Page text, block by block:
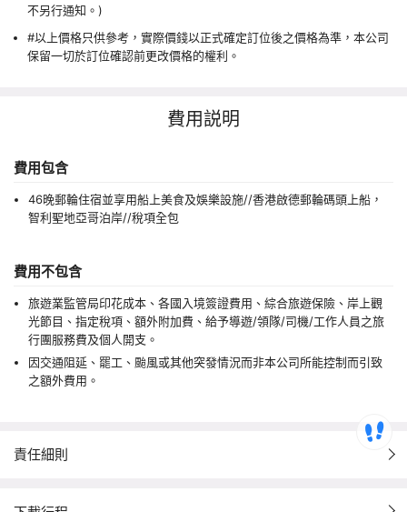
不另行通知。)
#以上價格只供參考，實際價錢以正式確定訂位後之價格為準，本公司
保留一切於訂位確認前更改價格的權利。
費用説明
費用包含
46晚郵輪住宿並享用船上美食及娛樂設施//香港啟德郵輪碼頭上船，
智利聖地亞哥泊岸//稅項全包
費用不包含
旅遊業監管局印花成本、各國入境簽證費用、綜合旅遊保險、岸上觀
光節目、指定稅項、額外附加費、給予導遊/領隊/司機/工作人員之旅
行團服務費及個人開支。
因交通阻延、罷工、颱風或其他突發情況而非本公司所能控制而引致
之額外費用。
責任細則